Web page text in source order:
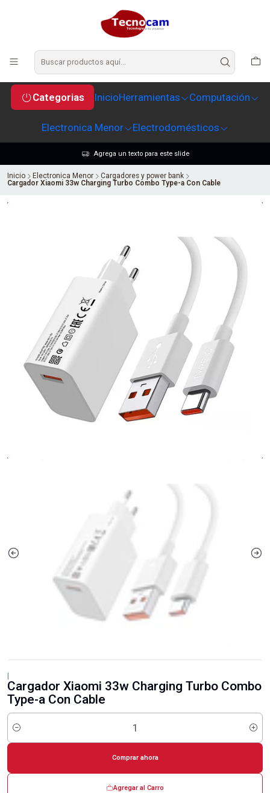
Categorias InicioHerramientas Computación
Electronica Menor Electrodomésticos
Agrega un texto para este slide
Inicio Electronica Menor
Cargadores y power bank
Cargador Xiaomi 33w Charging Turbo Combo Type-a Con Cable
Cargador Xiaomi 33w Charging Turbo Combo
Type-a Con Cable
Cantidad
Agregar al Carro
Comprar ahora